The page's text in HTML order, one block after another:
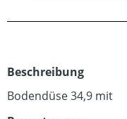
Beschreibung
Bodendüse 34,9 mit